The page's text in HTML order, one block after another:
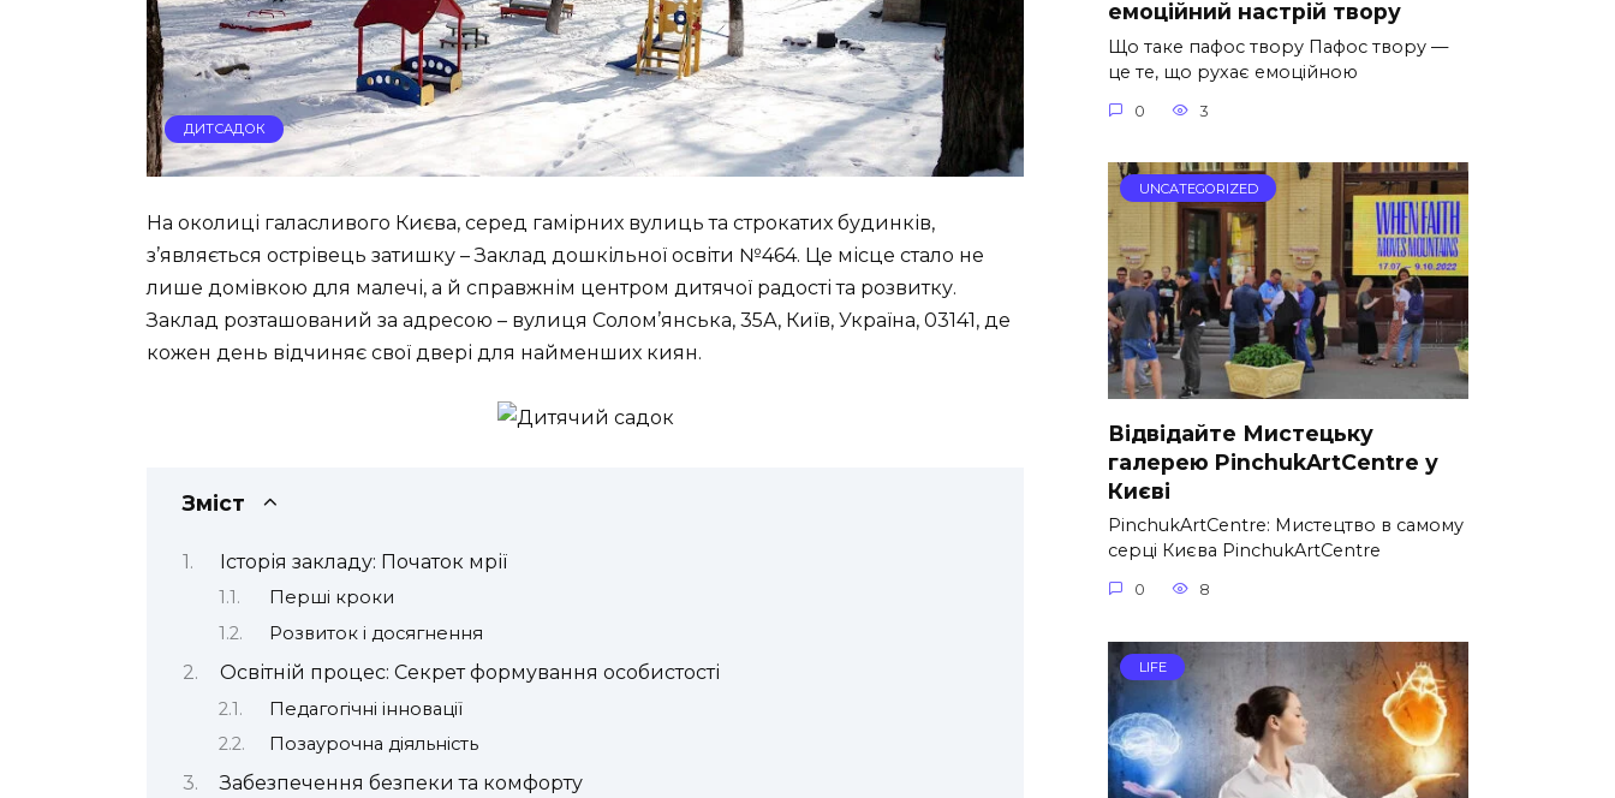
ДИТСАДОК
На околиці галасливого Києва, серед гамірних вулиць та строкатих будинків,
з’являється острівець затишку – Заклад дошкільної освіти №464. Це місце стало не
лише домівкою для малечі, а й справжнім центром дитячої радості та розвитку.
Заклад розташований за адресою – вулиця Солом’янська, 35А, Київ, Україна, 03141, де
кожен день відчиняє свої двері для найменших киян.
Зміст
Історія закладу: Початок мрії
Перші кроки
Розвиток і досягнення
Освітній процес: Секрет формування особистості
Педагогічні інновації
Позаурочна діяльність
Забезпечення безпеки та комфорту
емоційний настрій твору
Що таке пафос твору Пафос твору —
це те, що рухає емоційною
0 3
UNCATEGORIZED
Відвідайте Мистецьку
галерею PinchukArtCentre у
Києві
PinchukArtCentre: Мистецтво в самому
серці Києва PinchukArtCentre
0 8
LIFE